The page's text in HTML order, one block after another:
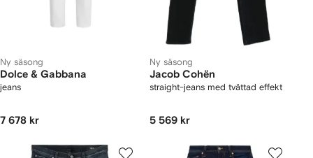
Ny säsong
Dolce & Gabbana
jeans
7 678 kr
Ny säsong
Jacob Cohën
straight-jeans med tvättad effekt
5 569 kr